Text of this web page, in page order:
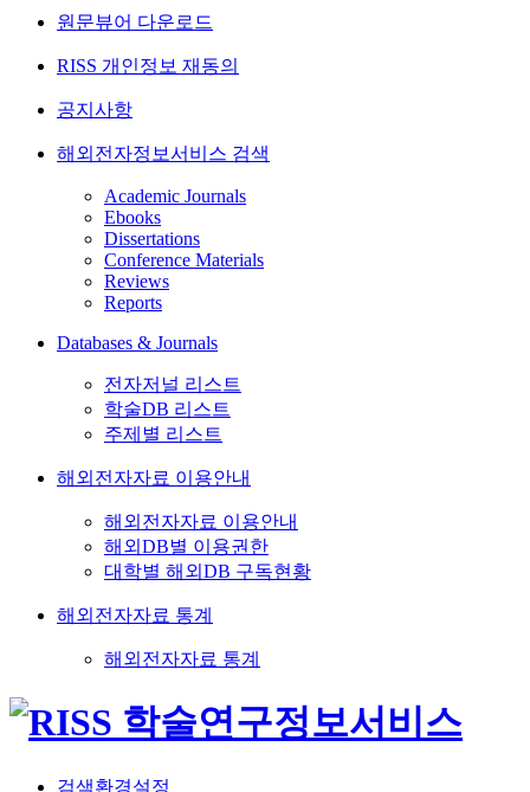
원문뷰어 다운로드
RISS 개인정보 재동의
공지사항
해외전자정보서비스 검색
Academic Journals
Ebooks
Dissertations
Conference Materials
Reviews
Reports
Databases & Journals
전자저널 리스트
학술DB 리스트
주제별 리스트
해외전자자료 이용안내
해외전자자료 이용안내
해외DB별 이용권한
대학별 해외DB 구독현황
해외전자자료 통계
해외전자자료 통계
검색환경설정